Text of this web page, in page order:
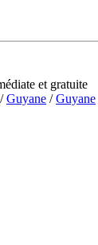
et gratuite
/Guyane /Guyane